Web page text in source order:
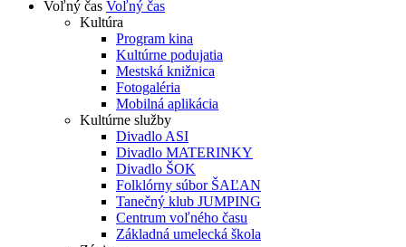
Voľný čas Voľný čas
Kultúra
Program kina
Kultúrne podujatia
Mestská knižnica
Fotogaléria
Mobilná aplikácia
Kultúrne služby
Divadlo ASI
Divadlo MATERINKY
Divadlo ŠOK
Folklórny súbor ŠAĽAN
Tanečný klub JUMPING
Centrum voľného času
Základná umelecká škola